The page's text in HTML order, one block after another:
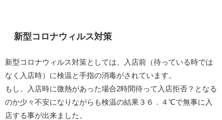
新型コロナウィルス対策
新型コロナウィルス対策としては、入店前（待っている時では
なく入店時）に検温と手指の消毒がされています。
もし、入店時に微熱があった場合2時間待って入店拒否？となる
のか少々不安になりながらも検温の結果３６．４℃で無事に入
店する事が出来ました。